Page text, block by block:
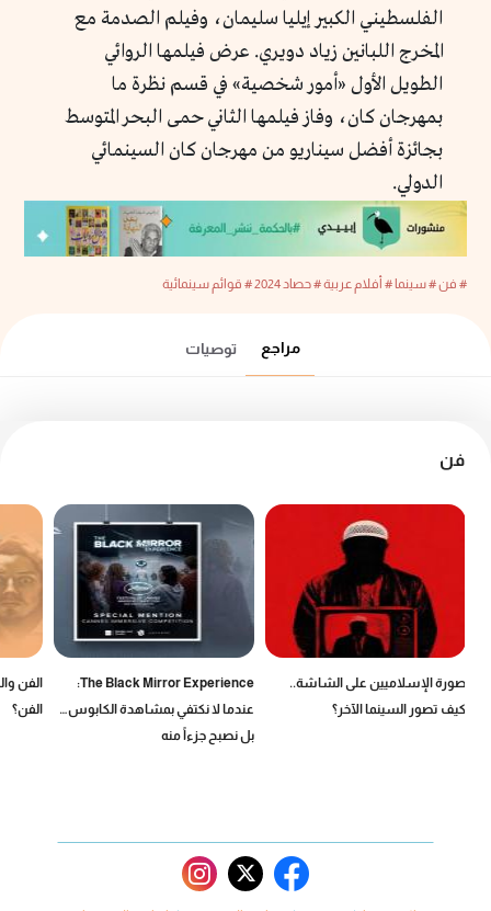
الفلسطيني الكبير إيليا سليمان، وفيلم الصدمة مع
المخرج اللبانين زياد دويري. عرض فيلمها الروائي
الطويل الأول «أمور شخصية» في قسم نظرة ما
بمهرجان كان، وفاز فيلمها الثاني حمى البحر المتوسط
بجائزة أفضل سيناريو من مهرجان كان السينمائي
الدولي.
# فن# سينما # أفلام عربية# حصاد 2024 # قوائم سينمائية
مراجع توصيات
فن
صورة الإسلاميين على الشاشة..
كيف تصور السينما الآخر؟
The Black Mirror Experience:
عندما لا نكتفي بمشاهدة الكابوس…
بل نصبح جزءاً منه
الفن
الفن؟